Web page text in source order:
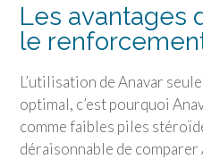
Les avantages
le
L’utilisation de Anavar
optimal, c’est pourquoi
comme faibles piles
déraisonnable de comparer